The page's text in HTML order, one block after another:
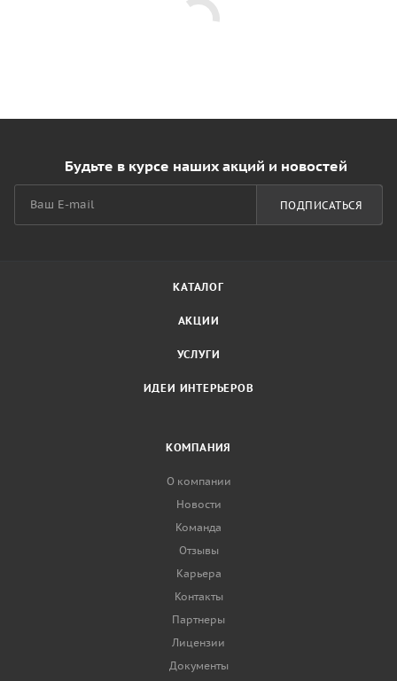
Будьте в курсе наших акций и новостей
ПОДПИСАТЬСЯ
КАТАЛОГ
АКЦИИ
УСЛУГИ
ИДЕИ ИНТЕРЬЕРОВ
КОМПАНИЯ
О компании
Новости
Команда
Отзывы
Карьера
Контакты
Партнеры
Лицензии
Документы